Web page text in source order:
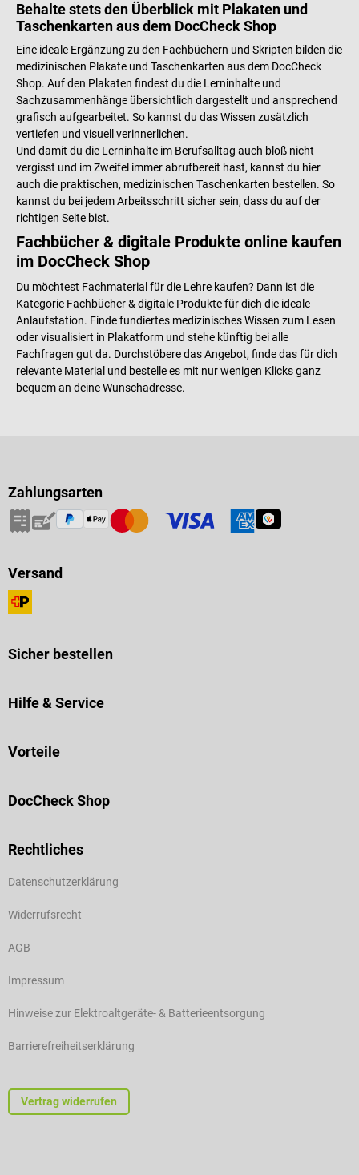
Behalte stets den Überblick mit Plakaten und
Taschenkarten aus dem DocCheck Shop
Eine ideale Ergänzung zu den Fachbüchern und Skripten bilden die
medizinischen Plakate und Taschenkarten aus dem DocCheck
Shop. Auf den Plakaten findest du die Lerninhalte und
Sachzusammenhänge übersichtlich dargestellt und ansprechend
grafisch aufgearbeitet. So kannst du das Wissen zusätzlich
vertiefen und visuell verinnerlichen.
Und damit du die Lerninhalte im Berufsalltag auch bloß nicht
vergisst und im Zweifel immer abrufbereit hast, kannst du hier
auch die praktischen, medizinischen Taschenkarten bestellen. So
kannst du bei jedem Arbeitsschritt sicher sein, dass du auf der
richtigen Seite bist.
Fachbücher & digitale Produkte online kaufen
im DocCheck Shop
Du möchtest Fachmaterial für die Lehre kaufen? Dann ist die
Kategorie Fachbücher & digitale Produkte für dich die ideale
Anlaufstation. Finde fundiertes medizinisches Wissen zum Lesen
oder visualisiert in Plakatform und stehe künftig bei alle
Fachfragen gut da. Durchstöbere das Angebot, finde das für dich
relevante Material und bestelle es mit nur wenigen Klicks ganz
bequem an deine Wunschadresse.
Zahlungsarten
Versand
Sicher bestellen
Hilfe & Service
Vorteile
DocCheck Shop
Rechtliches
Datenschutzerklärung
Widerrufsrecht
AGB
Impressum
Hinweise zur Elektroaltgeräte- & Batterieentsorgung
Barrierefreiheitserklärung
Vertrag widerrufen